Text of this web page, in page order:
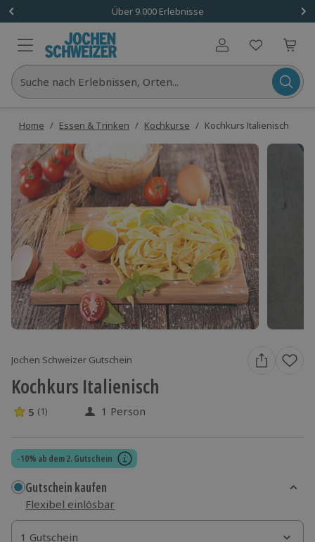
Über 9.000 Erlebnisse
Benutzerkonto
Suche nach Erlebnissen, Orten...
Home / Essen & Trinken / Kochkurse / Kochkurs Italienisch
Jochen Schweizer Gutschein
Kochkurs Italienisch
5 Sterne von 5 aus 1 Bewertungen
5 (1) 1 Person
-10% ab dem 2. Gutschein
Gutschein kaufen
Flexibel einlösbar
1 Gutschein
1 Gutschein